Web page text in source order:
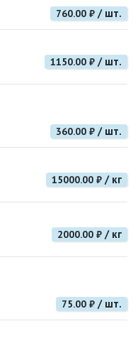
760.00 ₽ / шт.
1150.00 ₽ / шт.
360.00 ₽ / шт.
15000.00 ₽ / кг
2000.00 ₽ / кг
75.00 ₽ / шт.